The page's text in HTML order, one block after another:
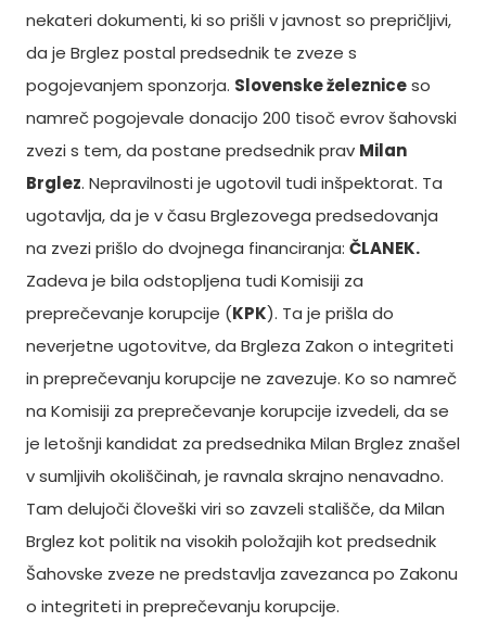
nekateri dokumenti, ki so prišli v javnost so prepričljivi,
da je Brglez postal predsednik te zveze s
pogojevanjem sponzorja. Slovenske železniceso
namreč pogojevale donacijo 200 tisoč evrov šahovski
zvezi s tem, da postane predsednik prav Milan
Brglez. Nepravilnosti je ugotovil tudi inšpektorat. Ta
ugotavlja, da je v času Brglezovega predsedovanja
na zvezi prišlo do dvojnega financiranja: ČLANEK.
Zadeva je bila odstopljena tudi Komisiji za
preprečevanje korupcije (KPK). Ta je prišla do
neverjetne ugotovitve, da Brgleza Zakon o integriteti
in preprečevanju korupcije ne zavezuje. Ko so namreč
na Komisiji za preprečevanje korupcije izvedeli, da se
je letošnji kandidat za predsednika Milan Brglez znašel
v sumljivih okoliščinah, je ravnala skrajno nenavadno.
Tam delujoči človeški viri so zavzeli stališče, da Milan
Brglez kot politik na visokih položajih kot predsednik
Šahovske zveze ne predstavlja zavezanca po Zakonu
o integriteti in preprečevanju korupcije.